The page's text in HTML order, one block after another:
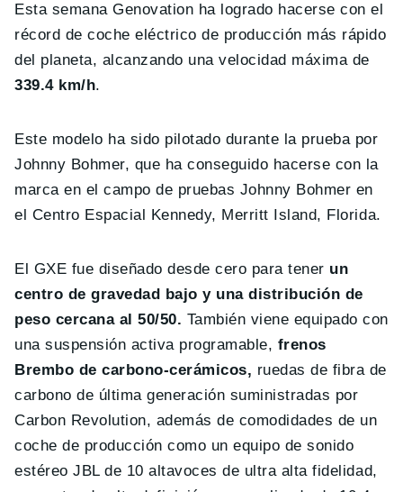
Esta semana Genovation ha logrado hacerse con el
récord de coche eléctrico de producción más rápido
del planeta, alcanzando una velocidad máxima de
339.4 km/h.
Este modelo ha sido pilotado durante la prueba por
Johnny Bohmer, que ha conseguido hacerse con la
marca en el campo de pruebas Johnny Bohmer en
el Centro Espacial Kennedy, Merritt Island, Florida.
El GXE fue diseñado desde cero para tener un
centro de gravedad bajo y una distribución de
peso cercana al 50/50. También viene equipado con
una suspensión activa programable, frenos
Brembo de carbono-cerámicos, ruedas de fibra de
carbono de última generación suministradas por
Carbon Revolution, además de comodidades de un
coche de producción como un equipo de sonido
estéreo JBL de 10 altavoces de ultra alta fidelidad,